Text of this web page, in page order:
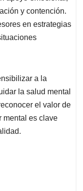
y contención.
en estrategias
a la
la salud mental
el valor de
mental es clave